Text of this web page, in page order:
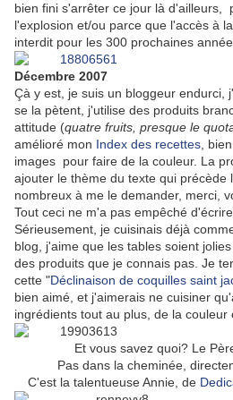
bien fini s'arrêter ce jour là d'ailleurs,
l'explosion et/ou parce que l'accès à
interdit pour les 300 prochaines
Décembre 2007
Çà y est, je suis un bloggeur endurci,
se la pètent, j'utilise des produits
attitude (quatre fruits, presque le
amélioré mon Index des recettes ,
images pour faire de la couleur. La
ajouter le thème du texte qui précède
nombreux à me le demander, merci,
Tout ceci ne m'a pas empêché
Sérieusement, je cuisinais déjà
blog, j'aime que les tables soient
des produits que je connais pas. Je
cette "Déclinaison de coquilles saint
bien aimé, et j'aimerais ne cuisiner
ingrédients tout au plus, de la couleur
Et vous savez quoi? Le
Pas dans la cheminée,
C'est la talentueuse Annie, de